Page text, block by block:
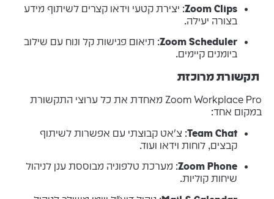
Zoom Clips: יצירת קטעי וידאו קצרים לשיתוף מידע
בצורה יעילה.
Zoom Scheduler: תיאום פגישות קל ונוח עם שילוב
ביומנים קיימים.
תקשורת מרוכזת
Zoom Workplace Pro מאחדת את כל ערוצי התקשורת
במקום אחד:
Team Chat: צ'אט קבוצתי עם אפשרות לשיתוף
קבצים, לוחות וידאו ועוד.
Zoom Phone: מערכת טלפוניה מבוססת ענן לניהול
שיחות קוליות.